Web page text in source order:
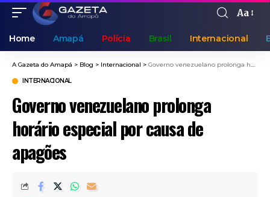
Aa
Home Amapá Polícia Brasil Internacional
A Gazeta do Amapá > Blog > Internacional > Governo venezuelano prolonga horário especial por causa de apagões
INTERNACIONAL
Governo venezuelano prolonga
horário especial por causa de
apagões